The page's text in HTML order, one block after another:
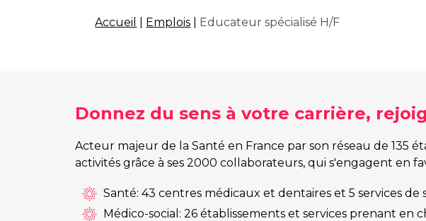
Accueil Emplois Educateur spécialisé H/F
Donnez du sens à votre carrière,
Acteur majeur de la Santé en France par son réseau de 135
activités grâce à ses 2000 collaborateurs, qui s'engagent en
Santé: 43 centres médicaux et dentaires et 5 services de
Médico-social: 26 établissements et services prenant en